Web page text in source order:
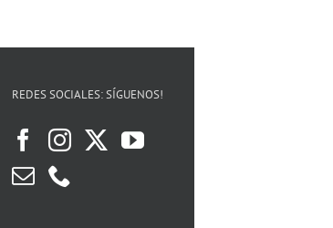
REDES SOCIALES: SÍGUENOS!